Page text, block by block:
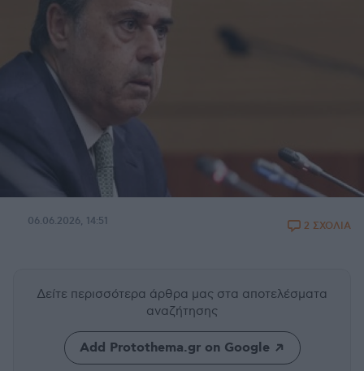
06.06.2026, 14:51 2 ΣΧΟΛΙΑ
Δείτε περισσότερα άρθρα μας στα αποτελέσματα
αναζήτησης
Add Protothema.gr on Google